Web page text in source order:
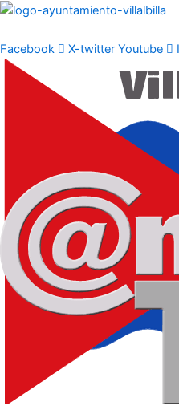
Ir
contenido
Facebook X-twitter Youtube